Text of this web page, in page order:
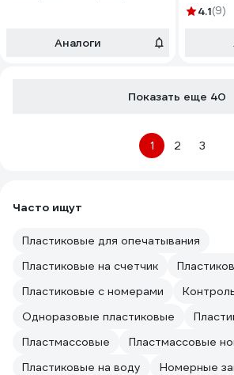
Аналоги
желтый,
4.1(9)
Показать еще 40
1 2 3
Часто ищут
Пластиковые для опечатывания
Пластиковые на счетчик
Пластиковые с номерами
Одноразовые пластиковые
Пластмассовые
Пластмассовые
Пластиковые на воду
Номерные